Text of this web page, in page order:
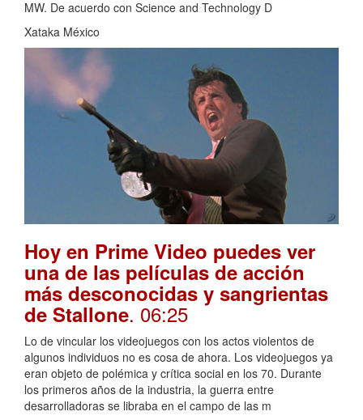
MW. De acuerdo con Science and Technology D
Xataka México
Hoy en Prime Video puedes ver
una de las películas de acción
más desconocidas y sangrientas
de Stallone. 06:25
Lo de vincular los videojuegos con los actos violentos de
algunos individuos no es cosa de ahora. Los videojuegos ya
eran objeto de polémica y crítica social en los 70. Durante
los primeros años de la industria, la guerra entre
desarrolladoras se libraba en el campo de las m